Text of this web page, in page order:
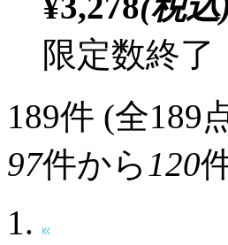
限定数終了
189件 (全189
97件から 120